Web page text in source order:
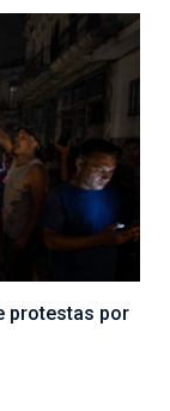
protestas por